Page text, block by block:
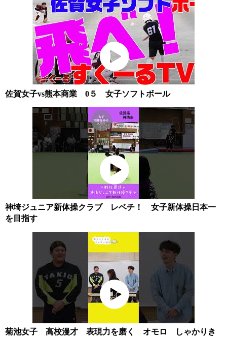
佐賀女子vs熊本商業 0５ 女子ソフトボール
神埼ジュニア新体操クラブ レベチ！ 女子新体操日本一
を目指す
菊池女子 高校漫才 表現力を磨く オモロ しゃかりき